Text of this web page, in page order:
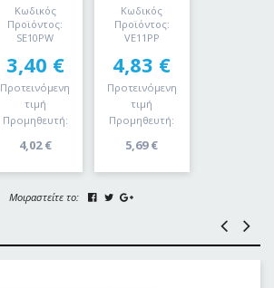
Κωδικός
Προϊόντος:
SE10PW
3,40 €
Προτεινόμενη
τιμή
Προμηθευτή:
4,02€
Κωδικός
Προϊόντος:
VE11PP
4,83 €
Προτεινόμενη
τιμή
Προμηθευτή:
5,69€
Μοιραστείτε το: